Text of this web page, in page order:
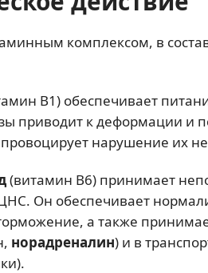
комплексом, в
В1) обеспечивает
приводит к деформации
провоцирует нарушение их
(витамин В6) принимает
Он обеспечивает
а также
норадреналин) и в